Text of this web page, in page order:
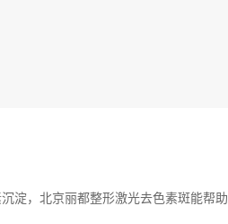
淀，北京丽都整形激光去色素斑能帮